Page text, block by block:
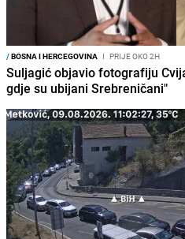
/BOSNA I HERCEGOVINA I PRIJE OKO 2H
Suljagić objavio fotografiju
gdje su ubijani Srebreničani"